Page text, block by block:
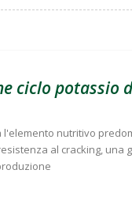
ciclo potassio
nutritivo
al cracking, una